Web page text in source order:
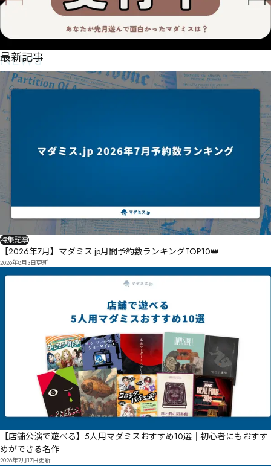
NEWS
最新記事
特集記事
【2026年7月】マダミス.jp月間予約数ランキングTOP10👑
2026年8月3日更新
【店舗公演で遊べる】5人用マダミスおすすめ10選｜初心者にもおすす
めができる名作
2026年7月17日更新